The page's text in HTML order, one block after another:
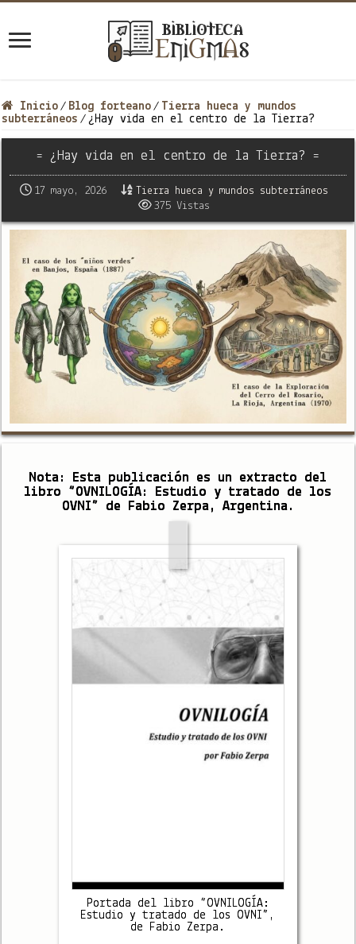
Inicio / Blog forteano / Tierra hueca y mundos
subterráneos / ¿Hay vida en el centro de la Tierra?
= ¿Hay vida en el centro de la Tierra? =
17 mayo, 2026
Tierra hueca y mundos subterráneos
375 Vistas
Nota: Esta publicación es un extracto del
libro “OVNILOGÍA: Estudio y tratado de los
OVNI” de Fabio Zerpa, Argentina.
Portada del libro “OVNILOGÍA:
Estudio y tratado de los OVNI”,
de Fabio Zerpa.